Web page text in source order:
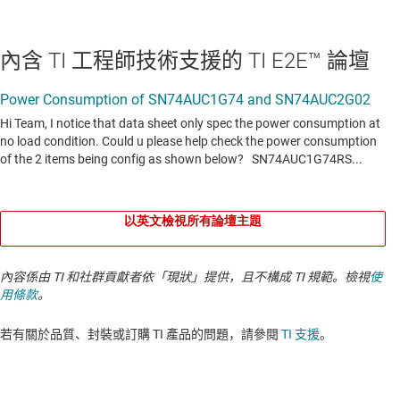
內含 TI 工程師技術支援的 TI E2E™ 論壇
以英文檢視所有論壇主題
內容係由 TI 和社群貢獻者依「現狀」提供，且不構成 TI 規範。檢視使
用條款。
若有關於品質、封裝或訂購 TI 產品的問題，請參閱 TI 支援。​​​​​​​​​​​​​​